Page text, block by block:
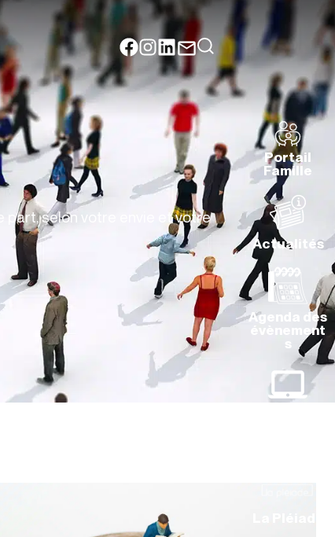
Portail
Famille
Actualités
Agenda des
évènement
s
selon votre envie et votre